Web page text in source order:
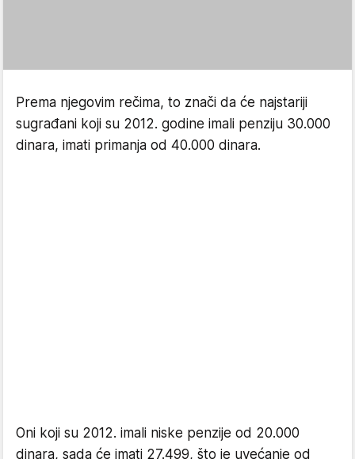
Prema njegovim rečima, to znači da će najstariji
sugrađani koji su 2012. godine imali penziju 30.000
dinara, imati primanja od 40.000 dinara.
Oni koji su 2012. imali niske penzije od 20.000
dinara, sada će imati 27.499, što je uvećanje od